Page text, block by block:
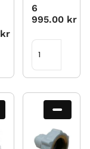
kr
6
995.00 kr